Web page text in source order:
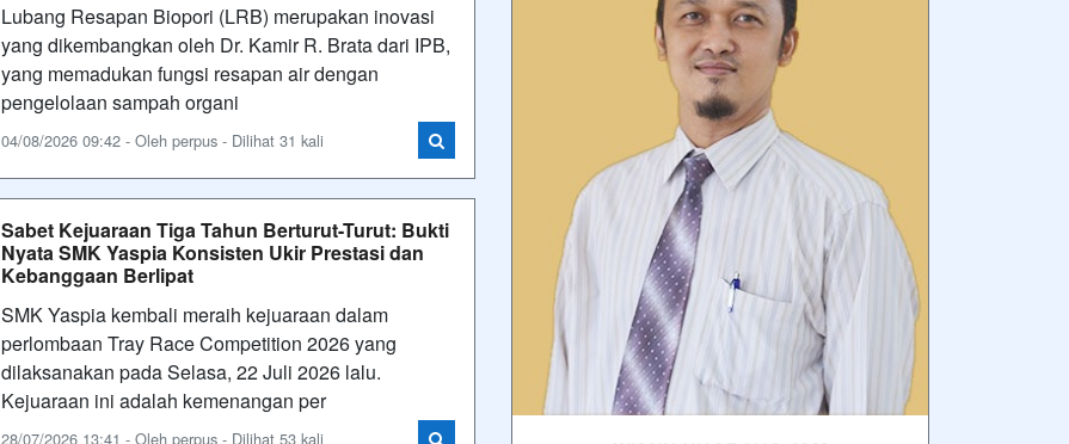
Lubang Resapan Biopori (LRB) merupakan inovasi
yang dikembangkan oleh Dr. Kamir R. Brata dari IPB,
yang memadukan fungsi resapan air dengan
pengelolaan sampah organi
04/08/2026 09:42 - Oleh perpus - Dilihat 31 kali
Sabet Kejuaraan Tiga Tahun Berturut-Turut: Bukti
Nyata SMK Yaspia Konsisten Ukir Prestasi dan
Kebanggaan Berlipat
SMK Yaspia kembali meraih kejuaraan dalam
perlombaan Tray Race Competition 2026 yang
dilaksanakan pada Selasa, 22 Juli 2026 lalu.
Kejuaraan ini adalah kemenangan per
28/07/2026 13:41 - Oleh perpus - Dilihat 53 kali